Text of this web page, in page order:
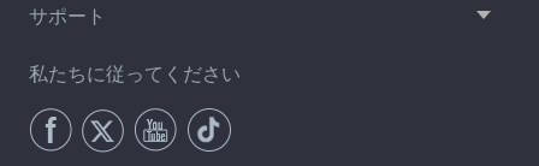
サポート
私たちに従ってください